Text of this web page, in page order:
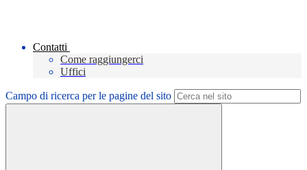
Contatti
Come raggiungerci
Uffici
Campo di ricerca per le pagine del sito